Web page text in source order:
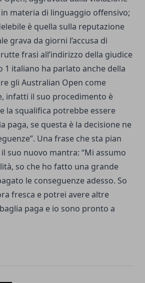
in materia di linguaggio offensivo;
è quella sulla reputazione
grava da giorni l’accusa di
frasi all’indirizzo della giudice
1 italiano ha parlato anche della
gli Australian Open come
infatti il suo procedimento è
la squalifica potrebbe essere
paga, se questa è la decisione ne
Una frase che sta pian
suo nuovo mantra: “Mi assumo
so che ho fatto una grande
le conseguenze adesso. So
fresca e potrei avere altre
paga e io sono pronto a